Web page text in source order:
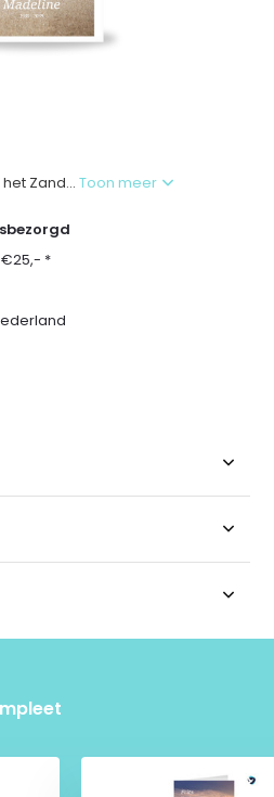
Zand...Toon meer
*